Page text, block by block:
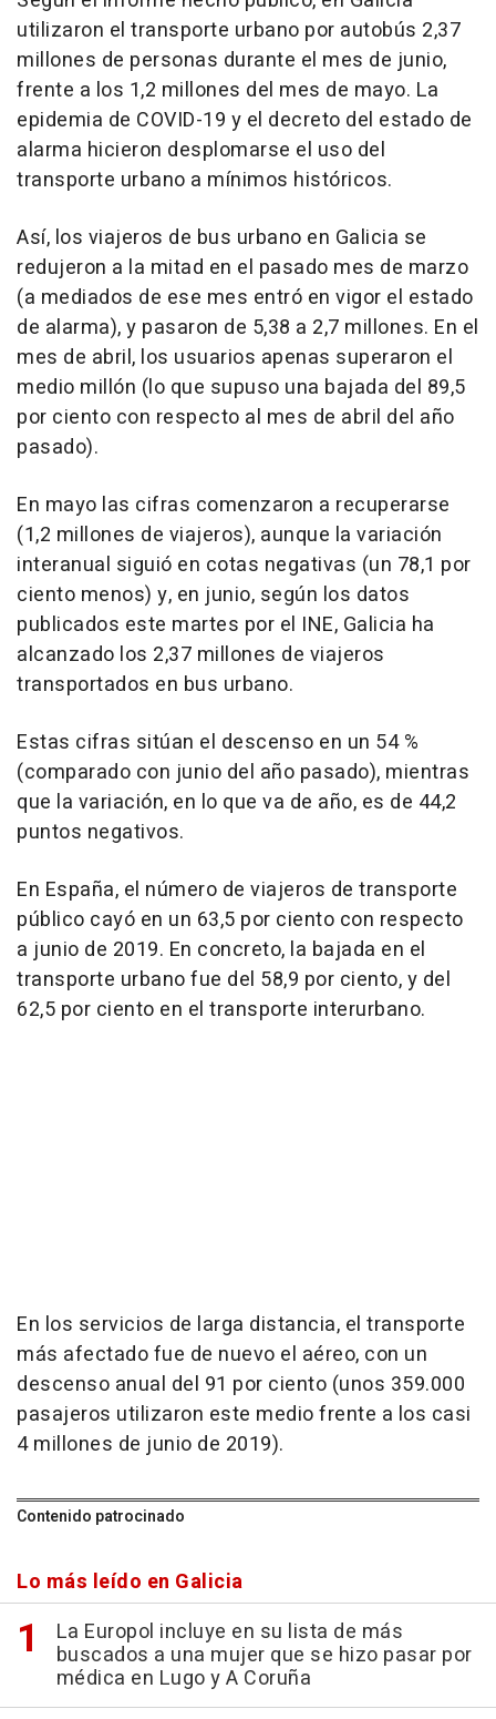
utilizaron el transporte urbano por autobús 2,37
millones de personas durante el mes de junio,
frente a los 1,2 millones del mes de mayo. La
epidemia de COVID-19 y el decreto del estado de
alarma hicieron desplomarse el uso del
transporte urbano a mínimos históricos.
Así, los viajeros de bus urbano en Galicia se
redujeron a la mitad en el pasado mes de marzo
(a mediados de ese mes entró en vigor el estado
de alarma), y pasaron de 5,38 a 2,7 millones. En el
mes de abril, los usuarios apenas superaron el
medio millón (lo que supuso una bajada del 89,5
por ciento con respecto al mes de abril del año
pasado).
En mayo las cifras comenzaron a recuperarse
(1,2 millones de viajeros), aunque la variación
interanual siguió en cotas negativas (un 78,1 por
ciento menos) y, en junio, según los datos
publicados este martes por el INE, Galicia ha
alcanzado los 2,37 millones de viajeros
transportados en bus urbano.
Estas cifras sitúan el descenso en un 54 %
(comparado con junio del año pasado), mientras
que la variación, en lo que va de año, es de 44,2
puntos negativos.
En España, el número de viajeros de transporte
público cayó en un 63,5 por ciento con respecto
a junio de 2019. En concreto, la bajada en el
transporte urbano fue del 58,9 por ciento, y del
62,5 por ciento en el transporte interurbano.
En los servicios de larga distancia, el transporte
más afectado fue de nuevo el aéreo, con un
descenso anual del 91 por ciento (unos 359.000
pasajeros utilizaron este medio frente a los casi
4 millones de junio de 2019).
Contenido patrocinado
Lo más leído en Galicia
La Europol incluye en su lista de más
buscados a una mujer que se hizo pasar por
médica en Lugo y A Coruña